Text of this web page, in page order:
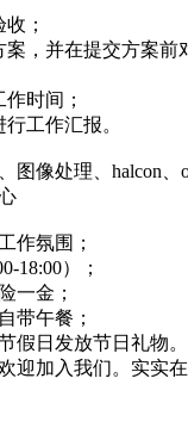
；
，并在提交方案
时间；
工作汇报。
图像处理、halcon、
作氛围；
18:00）；
一金；
带午餐；
假日发放节日礼物。
迎加入我们。实实